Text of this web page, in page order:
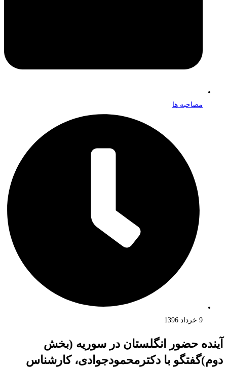
مصاحبه ها
9 خرداد 1396
آینده حضور انگلستان در سوریه (بخش
دوم)گفتگو با دکترمحمودجوادی، کارشناس